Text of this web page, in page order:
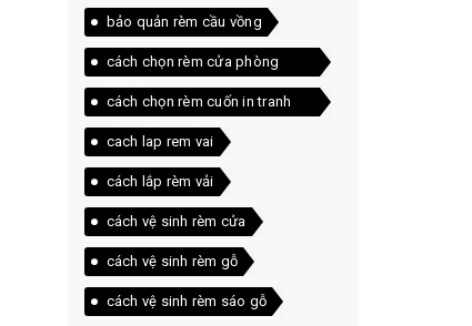
bảo quản rèm cầu vồng
cách chọn rèm cửa phòng
khách
cách chọn rèm cuốn in tranh
cho phòng trẻ
cach lap rem vai
cách lắp rèm vải
cách vệ sinh rèm cửa
cách vệ sinh rèm gỗ
cách vệ sinh rèm sáo gỗ